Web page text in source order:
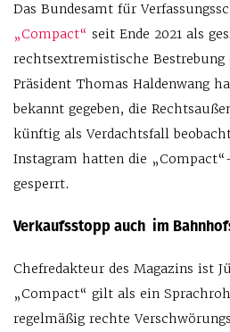
Das Bundesamt für
„Compact“ seit Ende 2021 als
rechtsextremistische
Präsident Thomas Haldenwang
bekannt gegeben, die
künftig als Verdachtsfall
Instagram hatten die
gesperrt.
Verkaufsstopp auch im
Chefredakteur des Magazins ist
„Compact“ gilt als ein
regelmäßig rechte